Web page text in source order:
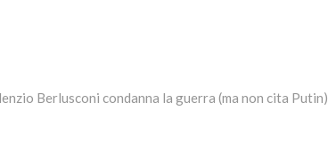
Berlusconi condanna la guerra (ma non cita Putin)